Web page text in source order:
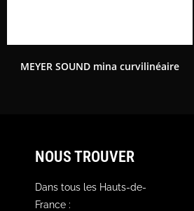
MEYER SOUND mina curvilinéaire
NOUS TROUVER
Dans tous les Hauts-de-
France :